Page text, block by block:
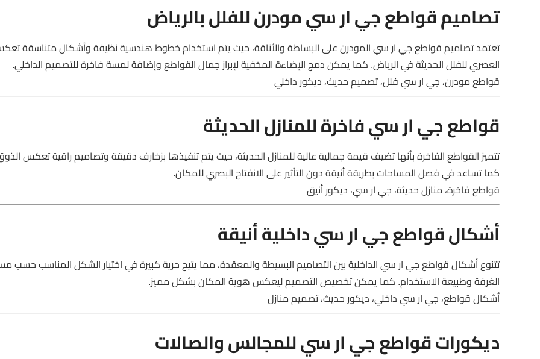
تصاميم قواطع جي ار سي مودرن للفلل بالرياض
تعتمد تصاميم قواطع جي ار سي المودرن على البساطة والأناقة، حيث يتم استخدام خطوط هندسية نظيفة وأشكال متناسقة
العصري للفلل الحديثة في الرياض. كما يمكن دمج الإضاءة المخفية لإبراز جمال القواطع وإضافة لمسة فاخرة للتصميم الداخلي.
قواطع مودرن، جي ار سي فلل، تصميم حديث، ديكور داخلي
قواطع جي ار سي فاخرة للمنازل الحديثة
تتميز القواطع الفاخرة بأنها تضيف قيمة جمالية عالية للمنازل الحديثة، حيث يتم تنفيذها بزخارف دقيقة وتصاميم راقية تعكس
كما تساعد في فصل المساحات بطريقة أنيقة دون التأثير على الانفتاح البصري للمكان.
قواطع فاخرة، منازل حديثة، جي ار سي، ديكور أنيق
أشكال قواطع جي ار سي داخلية أنيقة
تتنوع أشكال قواطع جي ار سي الداخلية بين التصاميم البسيطة والمعقدة، مما يتيح حرية كبيرة في اختيار الشكل المناسب حسب
الغرفة وطبيعة الاستخدام. كما يمكن تخصيص التصميم ليعكس هوية المكان بشكل مميز.
أشكال قواطع، جي ار سي داخلي، ديكور حديث، تصميم منازل
ديكورات قواطع جي ار سي للمجالس والصالات